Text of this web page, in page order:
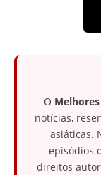
O
notícias,
asiáticas.
episódios
direitos